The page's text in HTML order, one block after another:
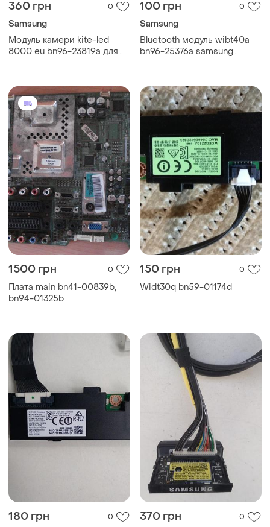
360 грн 0
Samsung
Модуль камери kite-led
8000 eu bn96-23819a для
100 грн 0
Samsung
Bluetooth модуль wibt40a
bn96-25376a samsung
1500 грн 0
Плата main bn41-00839b,
bn94-01325b
150 грн 0
Widt30q bn59-01174d
180 грн 0 370 грн 0